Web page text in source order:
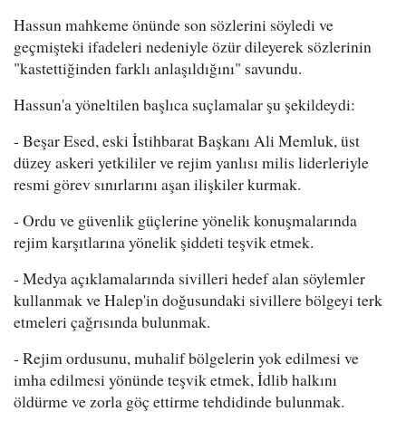
Hassun mahkeme önünde son sözlerini söyledi ve
geçmişteki ifadeleri nedeniyle özür dileyerek sözlerinin
"kastettiğinden farklı anlaşıldığını" savundu.
Hassun'a yöneltilen başlıca suçlamalar şu şekildeydi:
- Beşar Esed, eski İstihbarat Başkanı Ali Memluk, üst
düzey askeri yetkililer ve rejim yanlısı milis liderleriyle
resmi görev sınırlarını aşan ilişkiler kurmak.
- Ordu ve güvenlik güçlerine yönelik konuşmalarında
rejim karşıtlarına yönelik şiddeti teşvik etmek.
- Medya açıklamalarında sivilleri hedef alan söylemler
kullanmak ve Halep'in doğusundaki sivillere bölgeyi terk
etmeleri çağrısında bulunmak.
- Rejim ordusunu, muhalif bölgelerin yok edilmesi ve
imha edilmesi yönünde teşvik etmek, İdlib halkını
öldürme ve zorla göç ettirme tehdidinde bulunmak.